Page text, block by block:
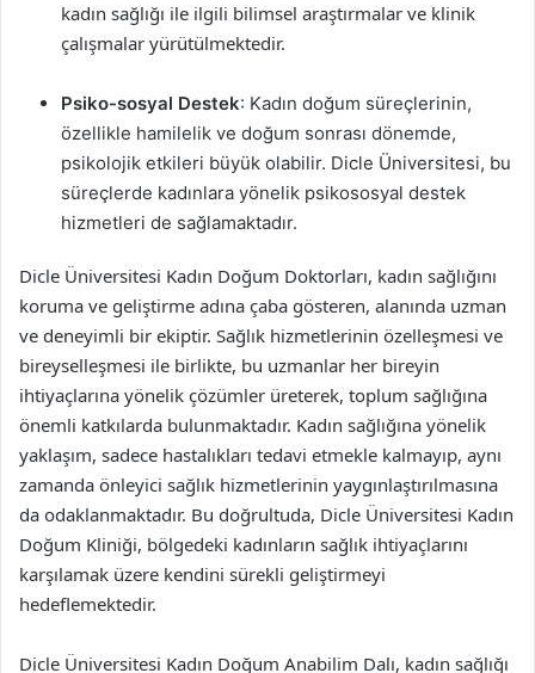
kadın sağlığı ile ilgili bilimsel araştırmalar ve klinik
çalışmalar yürütülmektedir.
Psiko-sosyal Destek: Kadın doğum süreçlerinin,
özellikle hamilelik ve doğum sonrası dönemde,
psikolojik etkileri büyük olabilir. Dicle Üniversitesi, bu
süreçlerde kadınlara yönelik psikososyal destek
hizmetleri de sağlamaktadır.
Dicle Üniversitesi Kadın Doğum Doktorları, kadın sağlığını
koruma ve geliştirme adına çaba gösteren, alanında uzman
ve deneyimli bir ekiptir. Sağlık hizmetlerinin özelleşmesi ve
bireyselleşmesi ile birlikte, bu uzmanlar her bireyin
ihtiyaçlarına yönelik çözümler üreterek, toplum sağlığına
önemli katkılarda bulunmaktadır. Kadın sağlığına yönelik
yaklaşım, sadece hastalıkları tedavi etmekle kalmayıp, aynı
zamanda önleyici sağlık hizmetlerinin yaygınlaştırılmasına
da odaklanmaktadır. Bu doğrultuda, Dicle Üniversitesi Kadın
Doğum Kliniği, bölgedeki kadınların sağlık ihtiyaçlarını
karşılamak üzere kendini sürekli geliştirmeyi
hedeflemektedir.
Dicle Üniversitesi Kadın Doğum Anabilim Dalı, kadın sağlığı